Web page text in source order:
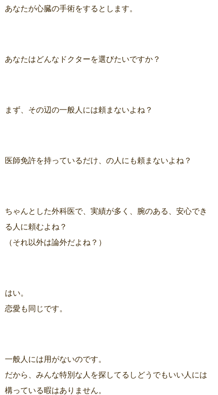
あなたが心臓の手術をするとします。
あなたはどんなドクターを選びたいですか？
まず、その辺の一般人には頼まないよね？
医師免許を持っているだけ、の人にも頼まないよね？
ちゃんとした外科医で、実績が多く、腕のある、安心でき
る人に頼むよね？
（それ以外は論外だよね？）
はい。
恋愛も同じです。
一般人には用がないのです。
だから、みんな特別な人を探してるしどうでもいい人には
構っている暇はありません。